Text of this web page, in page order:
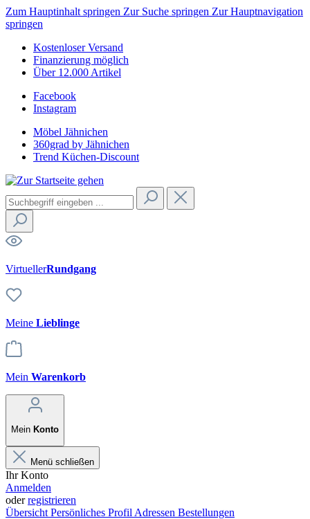
Zum Hauptinhalt springen Zur Suche springen Zur Hauptnavigation
springen
Kostenloser Versand
Finanzierung möglich
Über 12.000 Artikel
Facebook
Instagram
Möbel Jähnichen
360grad by Jähnichen
Trend Küchen-Discount
VirtuellerRundgang
Meine Lieblinge
Mein Warenkorb
Mein Konto
Menü schließen
Ihr Konto
Anmelden
oderregistrieren
Übersicht Persönliches Profil Adressen Bestellungen